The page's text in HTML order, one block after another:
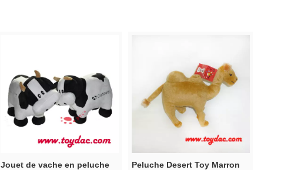
Jouet de vache en peluche
Peluche Desert Toy Marron